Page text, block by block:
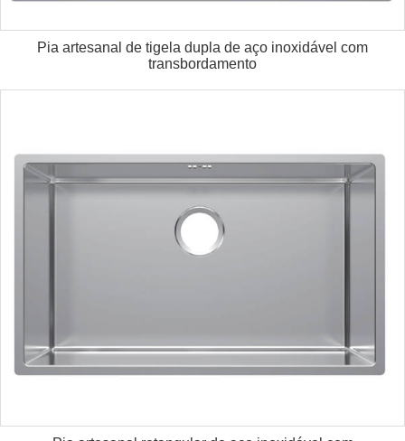
Pia artesanal de tigela dupla de aço inoxidável com
transbordamento